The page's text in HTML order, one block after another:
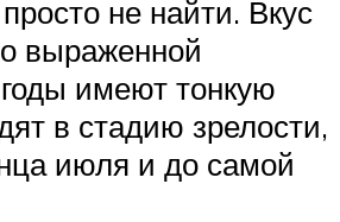
не найти. Вкус
выраженной
имеют тонкую
в стадию зрелости,
июля и до самой